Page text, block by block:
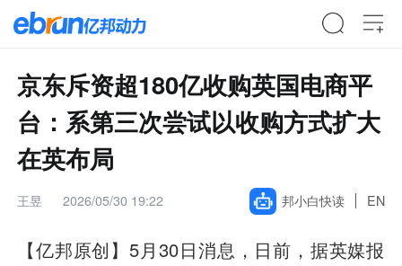
京东斥资超180亿收购英国电商平
台：系第三次尝试以收购方式扩大
在英布局
王昱 2026/05/30 19:22 邦小白快读 EN
【亿邦原创】 5月30日消息，日前，据英媒报